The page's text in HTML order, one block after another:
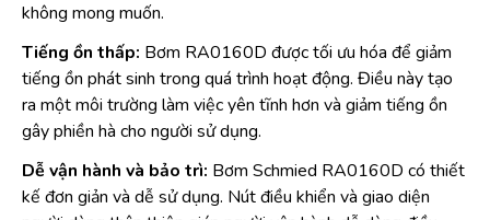
không mong muốn.
Tiếng ồn thấp: Bơm RA0160D được tối ưu hóa để giảm
tiếng ồn phát sinh trong quá trình hoạt động. Điều này tạo
ra một môi trường làm việc yên tĩnh hơn và giảm tiếng ồn
gây phiền hà cho người sử dụng.
Dễ vận hành và bảo trì: Bơm Schmied RA0160D có thiết
kế đơn giản và dễ sử dụng. Nút điều khiển và giao diện